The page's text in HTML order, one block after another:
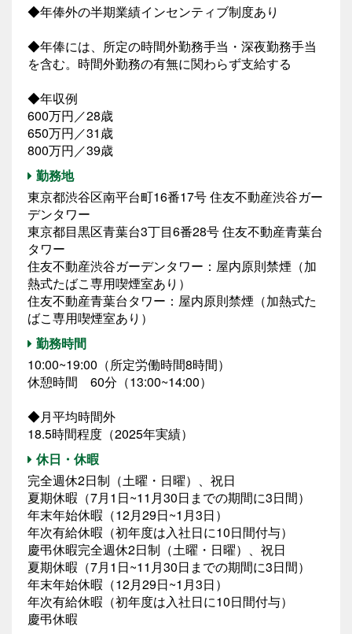
◆年俸外の半期業績インセンティブ制度あり
◆年俸には、所定の時間外勤務手当・深夜勤務手当
を含む。時間外勤務の有無に関わらず支給する
◆年収例
600万円／28歳
650万円／31歳
800万円／39歳
勤務地
東京都渋谷区南平台町16番17号 住友不動産渋谷ガー
デンタワー
東京都目黒区青葉台3丁目6番28号 住友不動産青葉台
タワー
住友不動産渋谷ガーデンタワー：屋内原則禁煙（加
熱式たばこ専用喫煙室あり）
住友不動産青葉台タワー：屋内原則禁煙（加熱式た
ばこ専用喫煙室あり）
勤務時間
10:00~19:00（所定労働時間8時間）
休憩時間 60分（13:00~14:00）
◆月平均時間外
18.5時間程度（2025年実績）
休日・休暇
完全週休2日制（土曜・日曜）、祝日
夏期休暇（7月1日~11月30日までの期間に3日間）
年末年始休暇（12月29日~1月3日）
年次有給休暇（初年度は入社日に10日間付与）
慶弔休暇完全週休2日制（土曜・日曜）、祝日
夏期休暇（7月1日~11月30日までの期間に3日間）
年末年始休暇（12月29日~1月3日）
年次有給休暇（初年度は入社日に10日間付与）
慶弔休暇